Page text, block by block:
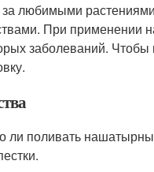
любимыми
При применении
заболеваний.
ли поливать